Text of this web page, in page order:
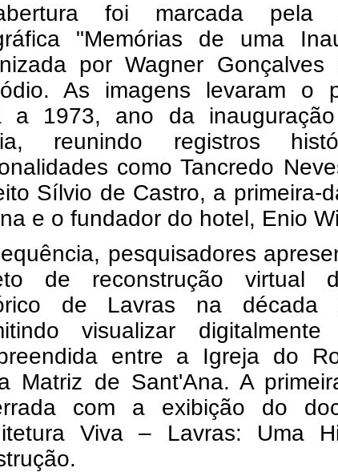
foi marcada pela
"Memórias de uma
por Wagner Gonçalves
As imagens levaram o
a 1973, ano da
reunindo registros
como Tancredo
Sílvio de Castro, a primeira-
e o fundador do hotel, Enio
pesquisadores
de reconstrução virtual
de Lavras na década
visualizar
entre a Igreja do
Matriz de Sant'Ana. A
com a exibição do
Viva – Lavras: Uma